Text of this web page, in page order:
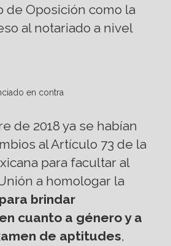
de Oposición como la
al notariado a nivel
en contra
de 2018 ya se habían
al Artículo 73 de la
para facultar al
a homologar la
para brindar
cuanto a género y a
de aptitudes,